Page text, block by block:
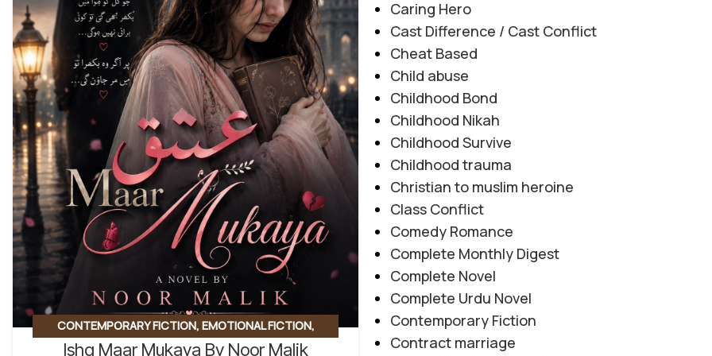
CONTEMPORARY FICTION, EMOTIONAL FICTION,
EMOTIONAL LOVE STORY,ROMANTIC URDU NOVEL
Ishq Maar Mukaya By Noor Malik
Caring Hero
Cast Difference / Cast Conflict
Cheat Based
Child abuse
Childhood Bond
Childhood Nikah
Childhood Survive
Childhood trauma
Christian to muslim heroine
Class Conflict
Comedy Romance
Complete Monthly Digest
Complete Novel
Complete Urdu Novel
Contemporary Fiction
Contract marriage